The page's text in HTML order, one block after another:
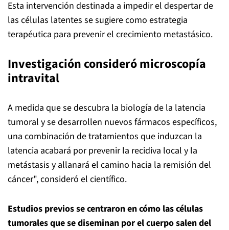
Esta intervención destinada a impedir el despertar de
las células latentes se sugiere como estrategia
terapéutica para prevenir el crecimiento metastásico.
Investigación consideró microscopía
intravital
A medida que se descubra la biología de la latencia
tumoral y se desarrollen nuevos fármacos específicos,
una combinación de tratamientos que induzcan la
latencia acabará por prevenir la recidiva local y la
metástasis y allanará el camino hacia la remisión del
cáncer", consideró el científico.
Estudios previos se centraron en cómo las células
tumorales que se diseminan por el cuerpo salen del